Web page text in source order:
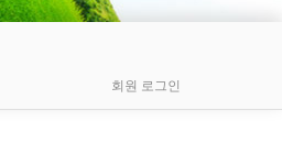
회원 로그인